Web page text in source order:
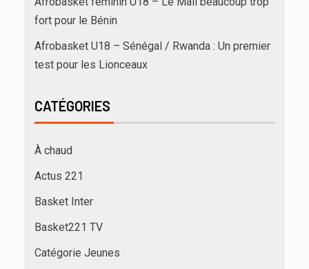
fort pour le Bénin
Afrobasket U18 – Sénégal / Rwanda : Un premier
test pour les Lionceaux
CATÉGORIES
À chaud
Actus 221
Basket Inter
Basket221 TV
Catégorie Jeunes